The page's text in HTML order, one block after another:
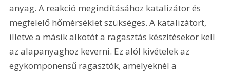
anyag. A reakció megindításához katalizátor és
megfelelő hőmérséklet szükséges. A katalizátort,
illetve a másik alkotót a ragasztás készítésekor kell
az alapanyaghoz keverni. Ez alól kivételek az
egykomponensű ragasztók, amelyeknél a